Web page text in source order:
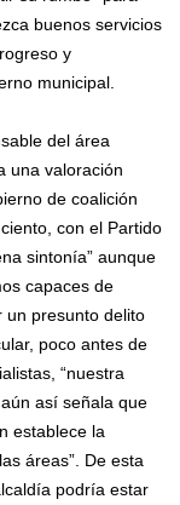
buenos servicios
y
municipal.
del área
una valoración
de coalición
con el Partido
sintonía” aunque
capaces de
un presunto delito
poco antes de
“nuestra
así señala que
establece la
áreas”. De esta
podría estar